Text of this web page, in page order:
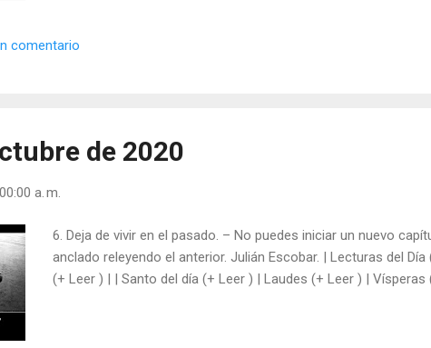
comentario
de 2020
a. m.
6. Deja de vivir en el pasado. – No puedes iniciar un nuevo
anclado releyendo el anterior. Julián Escobar. | Lecturas del
(+ Leer ) | | Santo del día (+ Leer ) | Laudes (+ Leer ) | Vísperas